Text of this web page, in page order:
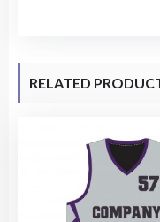
RELATED